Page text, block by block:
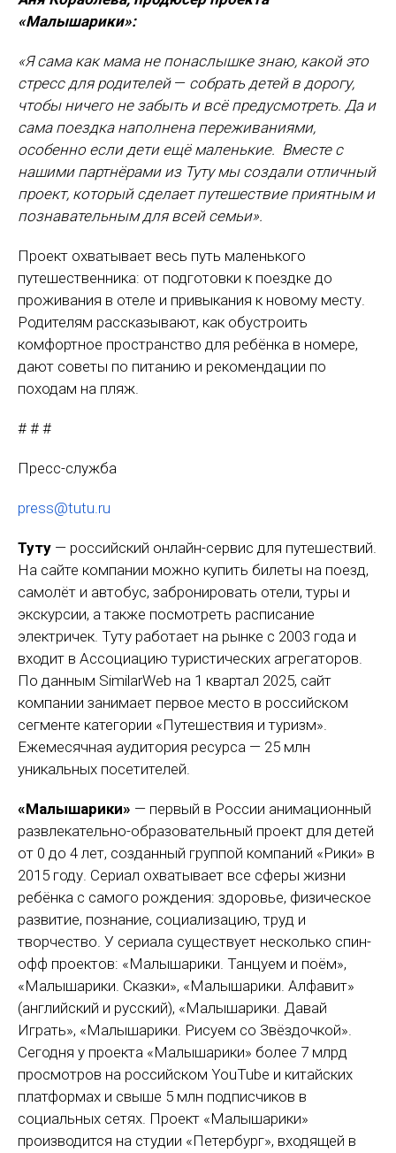
«Малышарики»:
«Я сама как мама не понаслышке знаю, какой это
стресс для родителей — собрать детей в дорогу,
чтобы ничего не забыть и всё предусмотреть. Да и
сама поездка наполнена переживаниями,
особенно если дети ещё маленькие. Вместе с
нашими партнёрами из Туту мы создали отличный
проект, который сделает путешествие приятным и
познавательным для всей семьи».
Проект охватывает весь путь маленького
путешественника: от подготовки к поездке до
проживания в отеле и привыкания к новому месту.
Родителям рассказывают, как обустроить
комфортное пространство для ребёнка в номере,
дают советы по питанию и рекомендации по
походам на пляж.
# # #
Пресс-служба
press@tutu.ru
Туту — российский онлайн-сервис для путешествий.
На сайте компании можно купить билеты на поезд,
самолёт и автобус, забронировать отели, туры и
экскурсии, а также посмотреть расписание
электричек. Туту работает на рынке с 2003 года и
входит в Ассоциацию туристических агрегаторов.
По данным SimilarWeb на 1 квартал 2025, сайт
компании занимает первое место в российском
сегменте категории «Путешествия и туризм».
Ежемесячная аудитория ресурса — 25 млн
уникальных посетителей.
«Малышарики» — первый в России анимационный
развлекательно-образовательный проект для детей
от 0 до 4 лет, созданный группой компаний «Рики» в
2015 году. Сериал охватывает все сферы жизни
ребёнка с самого рождения: здоровье, физическое
развитие, познание, социализацию, труд и
творчество. У сериала существует несколько спин-
офф проектов: «Малышарики. Танцуем и поём»,
«Малышарики. Сказки», «Малышарики. Алфавит»
(английский и русский), «Малышарики. Давай
Играть», «Малышарики. Рисуем со Звёздочкой».
Сегодня у проекта «Малышарики» более 7 млрд
просмотров на российском YouTube и китайских
платформах и свыше 5 млн подписчиков в
социальных сетях. Проект «Малышарики»
производится на студии «Петербург», входящей в